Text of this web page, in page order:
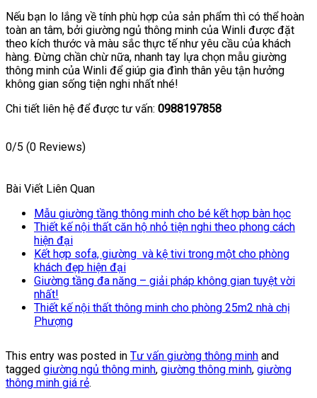
Nếu bạn lo lắng về tính phù hợp của sản phẩm thì có thể hoàn
toàn an tâm, bởi giường ngủ thông minh của Winli được đặt
theo kích thước và màu sắc thực tế như yêu cầu của khách
hàng. Đừng chần chừ nữa, nhanh tay lựa chọn mẫu giường
thông minh của Winli để giúp gia đình thân yêu tận hưởng
không gian sống tiện nghi nhất nhé!
Chi tiết liên hệ để được tư vấn: 0988197858
0/5 (0 Reviews)
Bài Viết Liên Quan
Mẫu giường tầng thông minh cho bé kết hợp bàn học
Thiết kế nội thất căn hộ nhỏ tiện nghi theo phong cách
hiện đại
Kết hợp sofa, giường và kệ tivi trong một cho phòng
khách đẹp hiện đại
Giường tầng đa năng – giải pháp không gian tuyệt vời
nhất!
Thiết kế nội thất thông minh cho phòng 25m2 nhà chị
Phượng
This entry was posted in Tư vấn giường thông minh and
tagged giường ngủ thông minh, giường thông minh, giường
thông minh giá rẻ.